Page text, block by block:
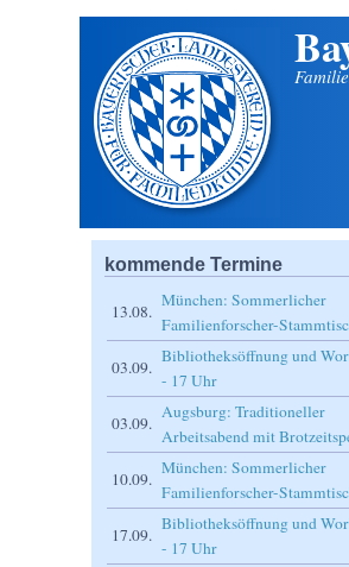
kommende Termine
13.08.
München: Sommerlicher
Familienforscher-
03.09.
Bibliotheksöffnung und
- 17 Uhr
03.09.
Augsburg: Traditioneller
Arbeitsabend mit
10.09.
München: Sommerlicher
Familienforscher-
17.09.
Bibliotheksöffnung und
- 17 Uhr